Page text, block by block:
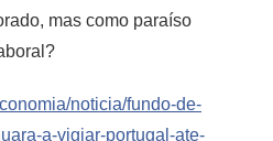
mas como paraíso
noticia/fundo-de-
a-vigiar-portugal-ate-